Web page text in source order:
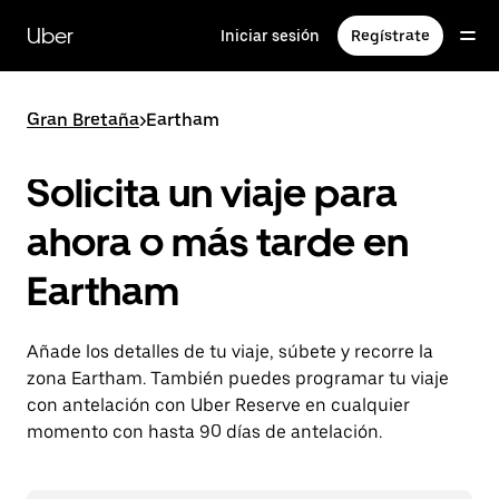
contenido
principal
Uber Iniciar sesión Regístrate
Gran Bretaña>Eartham
Solicita un viaje para
ahora o más tarde en
Eartham
Añade los detalles de tu viaje, súbete y recorre la
zona Eartham. También puedes programar tu viaje
con antelación con Uber Reserve en cualquier
momento con hasta 90 días de antelación.